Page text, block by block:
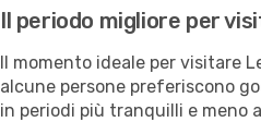
Il periodo migliore per
Il momento ideale per visitare
alcune persone preferiscono
in periodi più tranquilli e meno